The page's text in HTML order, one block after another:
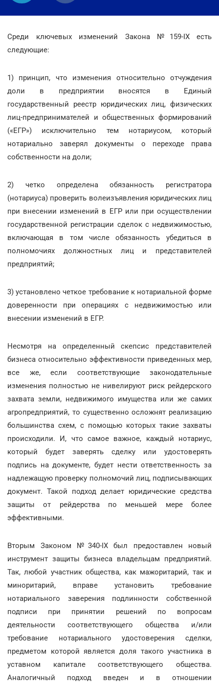
Среди ключевых изменений Закона №159-IX есть
следующие:
1) принцип, что изменения относительно отчуждения
доли в предприятии вносятся в Единый
государственный реестр юридических лиц, физических
лиц-предпринимателей и общественных формирований
(«ЕГР») исключительно тем нотариусом, который
нотариально заверял документы о переходе права
собственности на доли;
2) четко определена обязанность регистратора
(нотариуса) проверить волеизъявления юридических лиц
при внесении изменений в ЕГР или при осуществлении
государственной регистрации сделок с недвижимостью,
включающая в том числе обязанность убедиться в
полномочиях должностных лиц и представителей
предприятий;
3) установлено четкое требование к нотариальной форме
доверенности при операциях с недвижимостью или
внесении изменений в ЕГР.
Несмотря на определенный скепсис представителей
бизнеса относительно эффективности приведенных мер,
все же, если соответствующие законодательные
изменения полностью не нивелируют риск рейдерского
захвата земли, недвижимого имущества или же самих
агропредприятий, то существенно осложнят реализацию
большинства схем, с помощью которых такие захваты
происходили. И, что самое важное, каждый нотариус,
который будет заверять сделку или удостоверять
подпись на документе, будет нести ответственность за
надлежащую проверку полномочий лиц, подписывающих
документ. Такой подход делает юридические средства
защиты от рейдерства по меньшей мере более
эффективными.
Вторым Законом №340-IX был предоставлен новый
инструмент защиты бизнеса владельцам предприятий.
Так, любой участник общества, как мажоритарий, так и
миноритарий, вправе установить требование
нотариального заверения подлинности собственной
подписи при принятии решений по вопросам
деятельности соответствующего общества и/или
требование нотариального удостоверения сделки,
предметом которой является доля такого участника в
уставном капитале соответствующего общества.
Аналогичный подход введен и в отношении